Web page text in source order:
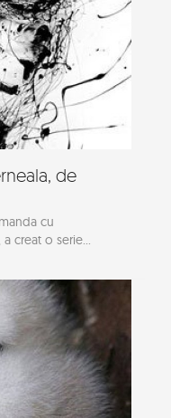
de
cu
creat o serie...